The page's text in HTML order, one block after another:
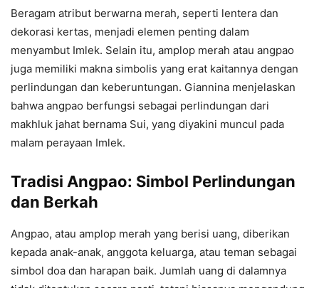
Beragam atribut berwarna merah, seperti lentera dan
dekorasi kertas, menjadi elemen penting dalam
menyambut Imlek. Selain itu, amplop merah atau angpao
juga memiliki makna simbolis yang erat kaitannya dengan
perlindungan dan keberuntungan. Giannina menjelaskan
bahwa angpao berfungsi sebagai perlindungan dari
makhluk jahat bernama Sui, yang diyakini muncul pada
malam perayaan Imlek.
Tradisi Angpao: Simbol Perlindungan
dan Berkah
Angpao, atau amplop merah yang berisi uang, diberikan
kepada anak-anak, anggota keluarga, atau teman sebagai
simbol doa dan harapan baik. Jumlah uang di dalamnya